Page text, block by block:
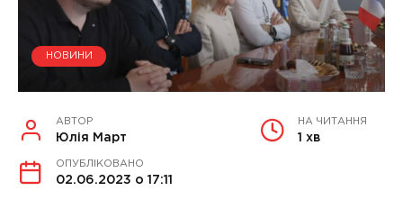
НОВИНИ
АВТОР
Юлія Март
НА ЧИТАННЯ
1 хв
ОПУБЛІКОВАНО
02.06.2023 о 17:11